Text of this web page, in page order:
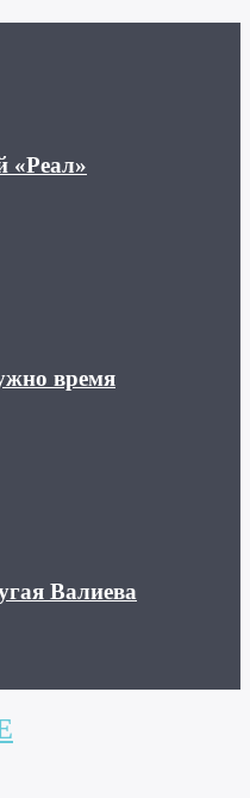
«Реал»
время
Валиева